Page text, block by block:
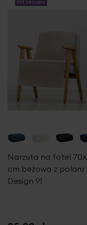
Zaleca sie
ściereczką
Dane techniczne:
szerokość: 8 cm
wysokość: 36 cm
skład: 100% żywica
Hit cenowy
Narzuta na fotel
cm beżowa z polaru
Design 91